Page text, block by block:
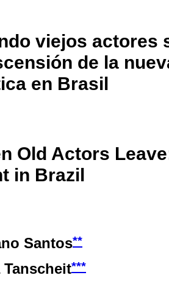
viejos actores
de la
en Brasil
Old Actors
in Brazil
Santos**
Tanscheit***